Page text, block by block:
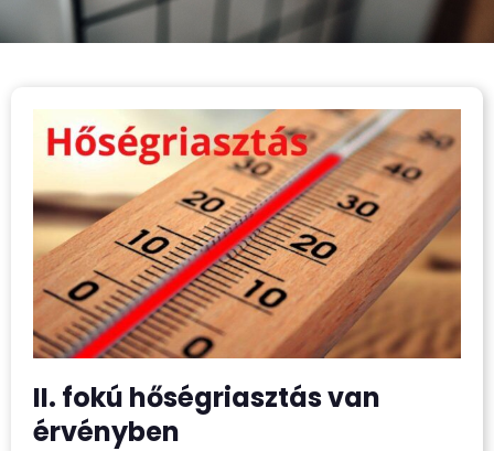
II. fokú hőségriasztás van
érvényben